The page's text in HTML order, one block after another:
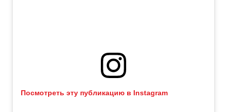
Посмотреть эту публикацию в Instagram